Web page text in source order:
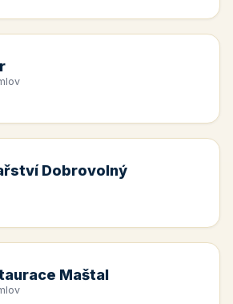
Dobrovolný
Maštal